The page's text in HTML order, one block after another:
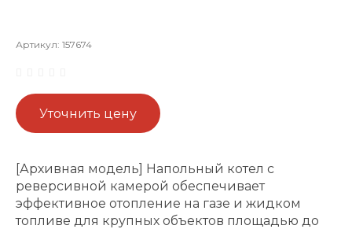
Артикул: 157674
Уточнить цену
[Архивная модель] Напольный котел с
реверсивной камерой обеспечивает
эффективное отопление на газе и жидком
топливе для крупных объектов площадью до